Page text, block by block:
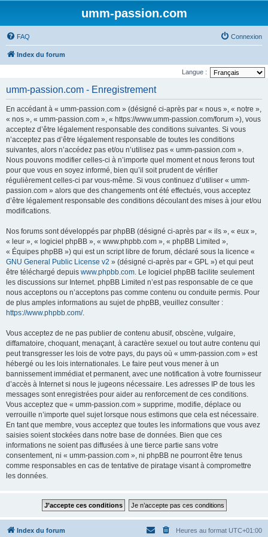
umm-passion.com
FAQ Connexion
Index du forum
Langue :
umm-passion.com - Enregistrement
En accédant à « umm-passion.com » (désigné ci-après par « nous », « notre »,
« nos », « umm-passion.com », « https://www.umm-passion.com/forum »), vous
acceptez d’être légalement responsable des conditions suivantes. Si vous
n’acceptez pas d’être légalement responsable de toutes les conditions
suivantes, alors n’accédez pas et/ou n’utilisez pas « umm-passion.com ».
Nous pouvons modifier celles-ci à n’importe quel moment et nous ferons tout
pour que vous en soyez informé, bien qu’il soit prudent de vérifier
régulièrement celles-ci par vous-même. Si vous continuez d’utiliser « umm-
passion.com » alors que des changements ont été effectués, vous acceptez
d’être légalement responsable des conditions découlant des mises à jour et/ou
modifications.
Nos forums sont développés par phpBB (désigné ci-après par « ils », « eux »,
« leur », « logiciel phpBB », « www.phpbb.com », « phpBB Limited »,
« Équipes phpBB ») qui est un script libre de forum, déclaré sous la licence «
GNU General Public License v2 » (désigné ci-après par « GPL ») et qui peut
être téléchargé depuis www.phpbb.com. Le logiciel phpBB facilite seulement
les discussions sur Internet. phpBB Limited n’est pas responsable de ce que
nous acceptons ou n’acceptons pas comme contenu ou conduite permis. Pour
de plus amples informations au sujet de phpBB, veuillez consulter :
https://www.phpbb.com/.
Vous acceptez de ne pas publier de contenu abusif, obscène, vulgaire,
diffamatoire, choquant, menaçant, à caractère sexuel ou tout autre contenu qui
peut transgresser les lois de votre pays, du pays où « umm-passion.com » est
hébergé ou les lois internationales. Le faire peut vous mener à un
bannissement immédiat et permanent, avec une notification à votre fournisseur
d’accès à Internet si nous le jugeons nécessaire. Les adresses IP de tous les
messages sont enregistrées pour aider au renforcement de ces conditions.
Vous acceptez que « umm-passion.com » supprime, modifie, déplace ou
verrouille n’importe quel sujet lorsque nous estimons que cela est nécessaire.
En tant que membre, vous acceptez que toutes les informations que vous avez
saisies soient stockées dans notre base de données. Bien que ces
informations ne soient pas diffusées à une tierce partie sans votre
consentement, ni « umm-passion.com », ni phpBB ne pourront être tenus
comme responsables en cas de tentative de piratage visant à compromettre
les données.
Index du forum Heures au format UTC+01:00